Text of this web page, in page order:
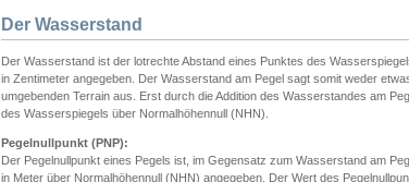
Der Wasserstand
Der Wasserstand ist der lotrechte Abstand eines Punktes des
in Zentimeter angegeben. Der Wasserstand am Pegel sagt somit weder
umgebenden Terrain aus. Erst durch die Addition des Wasserstandes am
des Wasserspiegels über Normalhöhennull (NHN).
Pegelnullpunkt (PNP):
Der Pegelnullpunkt eines Pegels ist, im Gegensatz zum Wasserstand am
in Meter über Normalhöhennull (NHN) angegeben. Der Wert des